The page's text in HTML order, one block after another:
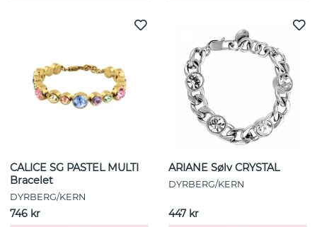
CALICE SG PASTEL MULTI
Bracelet
DYRBERG/KERN
746 kr
ARIANE Sølv CRYSTAL
DYRBERG/KERN
447 kr